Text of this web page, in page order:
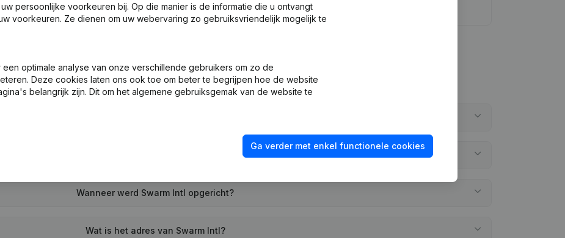
(Nieuwe Rechtspersoon, Opening Bijkantoor, enz...)
Wanneer werd Swarm Intl opgericht?
Wat is het adres van Swarm Intl?
persoonlijke voorkeuren bij. Op die manier is de informatie die u ontvangt
voorkeuren. Ze dienen om uw webervaring zo gebruiksvriendelijk mogelijk te
optimale analyse van onze verschillende gebruikers om zo de
Deze cookies laten ons ook toe om beter te begrijpen hoe de website
belangrijk zijn. Dit om het algemene gebruiksgemak van de website te
Ga verder met enkel functionele cookies